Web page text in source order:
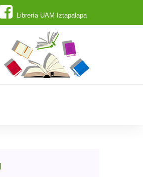
Librería UAM Iztapalapa